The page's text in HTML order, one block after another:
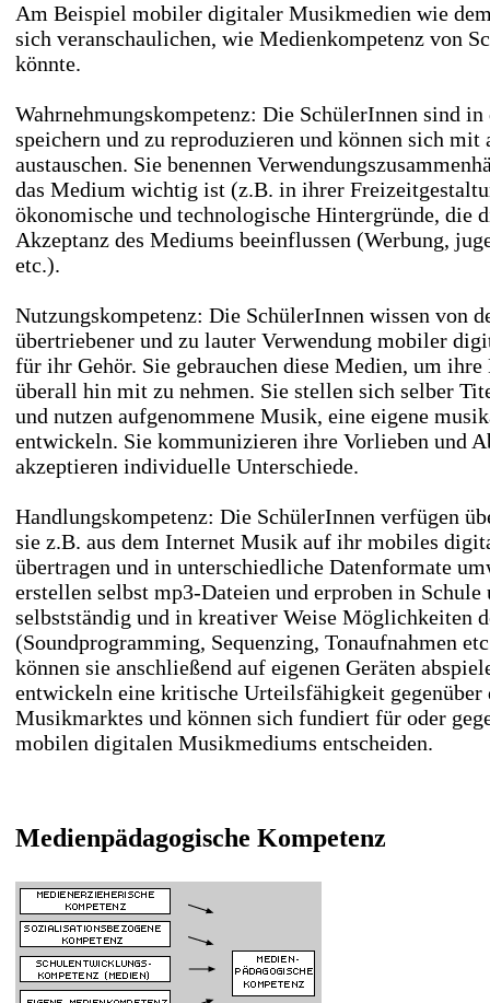
Am Beispiel mobiler digitaler Musikmedien wie
sich veranschaulichen, wie Medienkompetenz von
könnte.
Wahrnehmungskompetenz: Die SchülerInnen sind
speichern und zu reproduzieren und können sich mit
austauschen. Sie benennen
das Medium wichtig ist (z.B. in ihrer
ökonomische und technologische Hintergründe, die
Akzeptanz des Mediums beeinflussen (Werbung,
etc.).
Nutzungskompetenz: Die SchülerInnen wissen von
übertriebener und zu lauter Verwendung mobiler
für ihr Gehör. Sie gebrauchen diese Medien, um
überall hin mit zu nehmen. Sie stellen sich selber
und nutzen aufgenommene Musik, eine eigene
entwickeln. Sie kommunizieren ihre Vorlieben und
akzeptieren individuelle Unterschiede.
Handlungskompetenz: Die SchülerInnen verfügen
sie z.B. aus dem Internet Musik auf ihr mobiles
übertragen und in unterschiedliche Datenformate
erstellen selbst mp3-Dateien und erproben in Schule
selbstständig und in kreativer Weise Möglichkeiten
(Soundprogramming, Sequenzing, Tonaufnahmen
können sie anschließend auf eigenen Geräten
entwickeln eine kritische Urteilsfähigkeit gegenüber
Musikmarktes und können sich fundiert für oder
mobilen digitalen Musikmediums entscheiden.
Medienpädagogische Kompetenz